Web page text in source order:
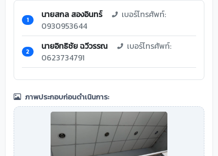
1 นายสกล สองอินทร์
เบอร์โทรศัพท์:
0930953644
2 นายอิทธิชัย ฉวีวรรณ
เบอร์โทรศัพท์:
0623734791
ภาพประกอบก่อนดำเนินการ: